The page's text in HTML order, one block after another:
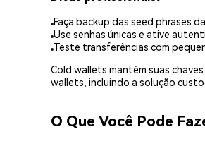
Faça backup das seed phrases
Use senhas únicas e ative
Teste transferências com
Cold wallets mantêm suas
wallets, incluindo a solução
O Que Você Pode